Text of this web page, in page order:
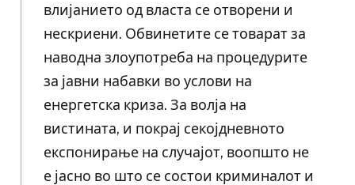
влијанието од власта се отворени и
нескриени. Обвинетите се товарат за
наводна злоупотреба на процедурите
за јавни набавки во услови на
енергетска криза. За волја на
вистината, и покрај секојдневното
експонирање на случајот, воопшто не
е јасно во што се состои криминалот и